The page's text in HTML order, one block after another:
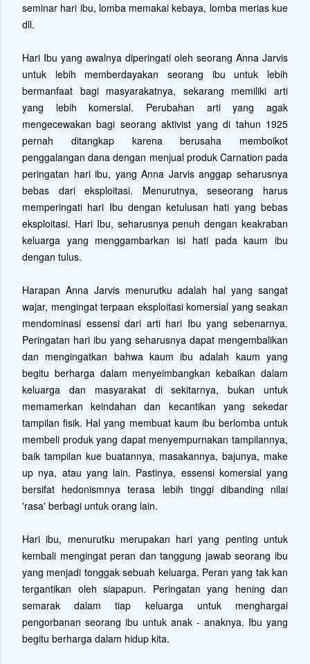
seminar hari ibu, lomba memakai kebaya, lomba merias kue
dll.
Hari Ibu yang awalnya diperingati oleh seorang Anna Jarvis
untuk lebih memberdayakan seorang ibu untuk lebih
bermanfaat bagi masyarakatnya, sekarang memiliki arti
yang lebih komersial. Perubahan arti yang agak
mengecewakan bagi seorang aktivist yang di tahun 1925
pernah ditangkap karena berusaha memboikot
penggalangan dana dengan menjual produk Carnation pada
peringatan hari ibu, yang Anna Jarvis anggap seharusnya
bebas dari eksploitasi. Menurutnya, seseorang harus
memperingati hari Ibu dengan ketulusan hati yang bebas
eksploitasi. Hari Ibu, seharusnya penuh dengan keakraban
keluarga yang menggambarkan isi hati pada kaum ibu
dengan tulus.
Harapan Anna Jarvis menurutku adalah hal yang sangat
wajar, mengingat terpaan eksploitasi komersial yang seakan
mendominasi essensi dari arti hari Ibu yang sebenarnya.
Peringatan hari ibu yang seharusnya dapat mengembalikan
dan mengingatkan bahwa kaum ibu adalah kaum yang
begitu berharga dalam menyeimbangkan kebaikan dalam
keluarga dan masyarakat di sekitarnya, bukan untuk
memamerkan keindahan dan kecantikan yang sekedar
tampilan fisik. Hal yang membuat kaum ibu berlomba untuk
membeli produk yang dapat menyempurnakan tampilannya,
baik tampilan kue buatannya, masakannya, bajunya, make
up nya, atau yang lain. Pastinya, essensi komersial yang
bersifat hedonismnya terasa lebih tinggi dibanding nilai
'rasa' berbagi untuk orang lain.
Hari ibu, menurutku merupakan hari yang penting untuk
kembali mengingat peran dan tanggung jawab seorang ibu
yang menjadi tonggak sebuah keluarga. Peran yang tak kan
tergantikan oleh siapapun. Peringatan yang hening dan
semarak dalam tiap keluarga untuk menghargai
pengorbanan seorang ibu untuk anak - anaknya. Ibu yang
begitu berharga dalam hidup kita.